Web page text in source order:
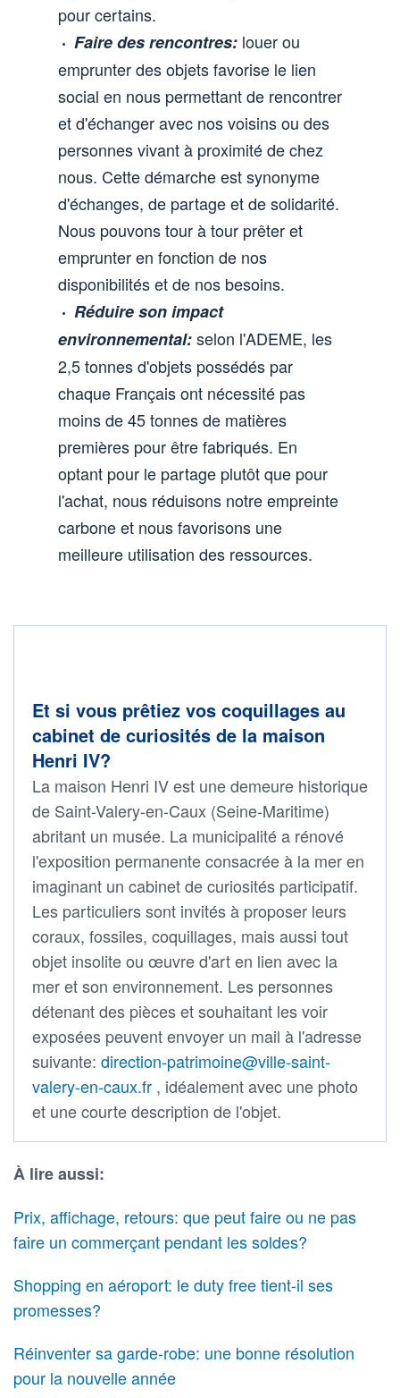
pour certains.
Faire des rencontres: louer ou
emprunter des objets favorise le lien
social en nous permettant de rencontrer
et d'échanger avec nos voisins ou des
personnes vivant à proximité de chez
nous. Cette démarche est synonyme
d'échanges, de partage et de solidarité.
Nous pouvons tour à tour prêter et
emprunter en fonction de nos
disponibilités et de nos besoins.
Réduire son impact
environnemental:selon l'ADEME, les
2,5 tonnes d'objets possédés par
chaque Français ont nécessité pas
moins de 45 tonnes de matières
premières pour être fabriqués. En
optant pour le partage plutôt que pour
l'achat, nous réduisons notre empreinte
carbone et nous favorisons une
meilleure utilisation des ressources.
Et si vous prêtiez vos coquillages au
cabinet de curiosités de la maison
Henri IV?
La maison Henri IV est une demeure historique
de Saint-Valery-en-Caux (Seine-Maritime)
abritant un musée. La municipalité a rénové
l'exposition permanente consacrée à la mer en
imaginant un cabinet de curiosités participatif.
Les particuliers sont invités à proposer leurs
coraux, fossiles, coquillages, mais aussi tout
objet insolite ou œuvre d'art en lien avec la
mer et son environnement. Les personnes
détenant des pièces et souhaitant les voir
exposées peuvent envoyer un mail à l'adresse
suivante: direction-patrimoine@ville-saint-
valery-en-caux.fr , idéalement avec une photo
et une courte description de l'objet.
À lire aussi:
Prix, affichage, retours: que peut faire ou ne pas
faire un commerçant pendant les soldes?
Shopping en aéroport: le duty free tient-il ses
promesses?
Réinventer sa garde-robe: une bonne résolution
pour la nouvelle année